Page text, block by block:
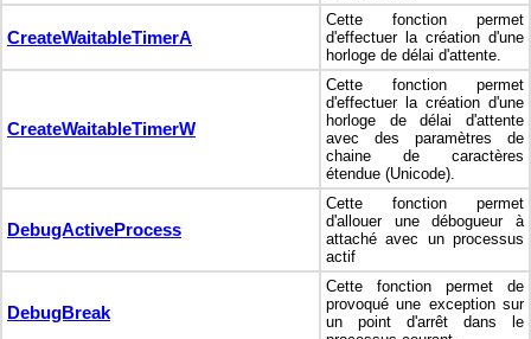
CreateWaitableTimerA
Cette fonction permet
d'effectuer la création d'une
horloge de délai d'attente.
CreateWaitableTimerW
Cette fonction permet
d'effectuer la création d'une
horloge de délai d'attente
avec des paramètres de
chaine de caractères
étendue (Unicode).
DebugActiveProcess
Cette fonction permet
d'allouer une débogueur à
attaché avec un processus
actif
DebugBreak
Cette fonction permet de
provoqué une exception sur
un point d'arrêt dans le